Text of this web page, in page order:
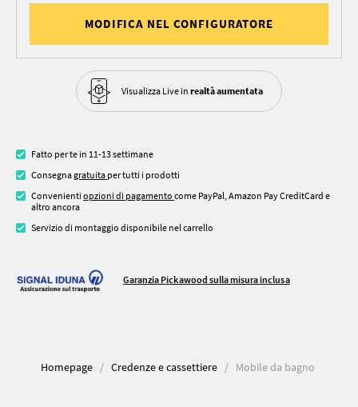
MODIFICA NEL CONFIGURATORE
Visualizza Live in realtà aumentata
Fatto per te in 11-13 settimane
Consegnagratuita per tutti i prodotti
Convenienti opzioni di pagamento come PayPal, Amazon Pay CreditCard e
altro ancora
Servizio di montaggio disponibile nel carrello
Garanzia Pickawood sulla misura inclusa
Homepage Credenze e cassettiere Mobile da bagno